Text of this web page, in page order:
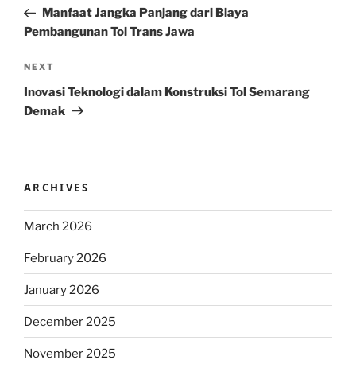
PostManfaat Jangka Panjang dari Biaya
Pembangunan Tol Trans Jawa
Next
Post
NEXT
Inovasi Teknologi dalam Konstruksi Tol Semarang
Demak
ARCHIVES
March 2026
February 2026
January 2026
December 2025
November 2025